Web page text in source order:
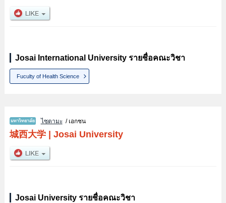
Josai International University รายชื่อคณะวิชา
Fuculty of Health Science
ไซตามะ/ เอกชน
城西大学| Josai University
Josai University รายชื่อคณะวิชา